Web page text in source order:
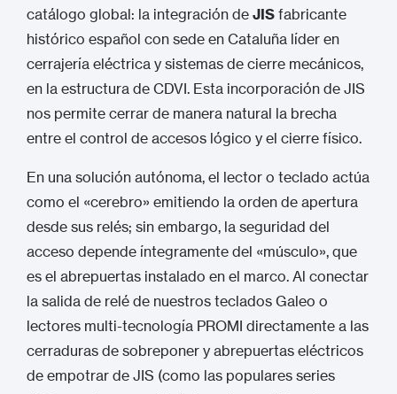
catálogo global: la integración de JIS fabricante
histórico español con sede en Cataluña líder en
cerrajería eléctrica y sistemas de cierre mecánicos,
en la estructura de CDVI. Esta incorporación de JIS
nos permite cerrar de manera natural la brecha
entre el control de accesos lógico y el cierre físico.
En una solución autónoma, el lector o teclado actúa
como el «cerebro» emitiendo la orden de apertura
desde sus relés; sin embargo, la seguridad del
acceso depende íntegramente del «músculo», que
es el abrepuertas instalado en el marco. Al conectar
la salida de relé de nuestros teclados Galeo o
lectores multi-tecnología PROMI directamente a las
cerraduras de sobreponer y abrepuertas eléctricos
de empotrar de JIS (como las populares series